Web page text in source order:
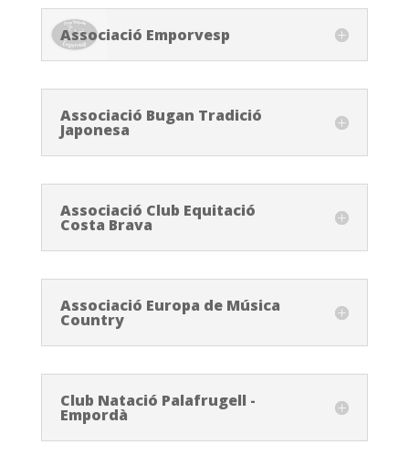
Associació Emporvesp
Associació Bugan Tradició
Japonesa
Associació Club Equitació
Costa Brava
Associació Europa de Música
Country
Club Natació Palafrugell -
Empordà